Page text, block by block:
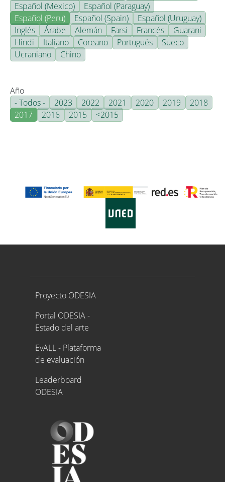
Español (Mexico)
Español (Paraguay)
Español (Peru)
Español (Spain)
Español (Uruguay)
Inglés
Árabe Alemán Farsi Francés
Guarani
Hindi
Italiano Coreano Portugués
Sueco
Ucraniano
Chino
Año
- Todos -
2023 2022 2021 2020 2019
2018
2017
2016 2015 <2015
Proyecto ODESIA
Proyecto ODESIA
Portal ODESIA -
Estado del arte
EvALL - Plataforma
de evaluación
Leaderboard
ODESIA